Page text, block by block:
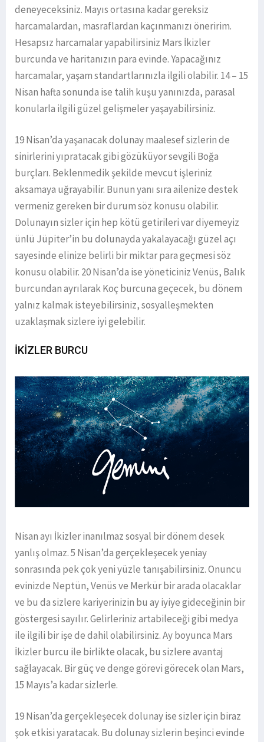
deneyeceksiniz. Mayıs ortasına kadar gereksiz
harcamalardan, masraflardan kaçınmanızı öneririm.
Hesapsız harcamalar yapabilirsiniz Mars İkizler
burcunda ve haritanızın para evinde. Yapacağınız
harcamalar, yaşam standartlarınızla ilgili olabilir. 14 – 15
Nisan hafta sonunda ise talih kuşu yanınızda, parasal
konularla ilgili güzel gelişmeler yaşayabilirsiniz.
19 Nisan’da yaşanacak dolunay maalesef sizlerin de
sinirlerini yıpratacak gibi gözüküyor sevgili Boğa
burçları. Beklenmedik şekilde mevcut işleriniz
aksamaya uğrayabilir. Bunun yanı sıra ailenize destek
vermeniz gereken bir durum söz konusu olabilir.
Dolunayın sizler için hep kötü getirileri var diyemeyiz
ünlü Jüpiter’in bu dolunayda yakalayacağı güzel açı
sayesinde elinize belirli bir miktar para geçmesi söz
konusu olabilir. 20 Nisan’da ise yöneticiniz Venüs, Balık
burcundan ayrılarak Koç burcuna geçecek, bu dönem
yalnız kalmak isteyebilirsiniz, sosyalleşmekten
uzaklaşmak sizlere iyi gelebilir.
İKİZLER BURCU
Nisan ayı İkizler inanılmaz sosyal bir dönem desek
yanlış olmaz. 5 Nisan’da gerçekleşecek yeniay
sonrasında pek çok yeni yüzle tanışabilirsiniz. Onuncu
evinizde Neptün, Venüs ve Merkür bir arada olacaklar
ve bu da sizlere kariyerinizin bu ay iyiye gideceğinin bir
göstergesi sayılır. Gelirleriniz artabileceği gibi medya
ile ilgili bir işe de dahil olabilirsiniz. Ay boyunca Mars
İkizler burcu ile birlikte olacak, bu sizlere avantaj
sağlayacak. Bir güç ve denge görevi görecek olan Mars,
15 Mayıs’a kadar sizlerle.
19 Nisan’da gerçekleşecek dolunay ise sizler için biraz
şok etkisi yaratacak. Bu dolunay sizlerin beşinci evinde